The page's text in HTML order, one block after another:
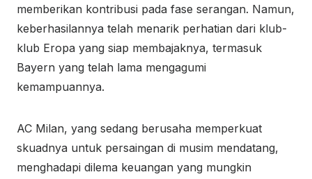
memberikan kontribusi pada fase serangan. Namun,
keberhasilannya telah menarik perhatian dari klub-
klub Eropa yang siap membajaknya, termasuk
Bayern yang telah lama mengagumi
kemampuannya.
AC Milan, yang sedang berusaha memperkuat
skuadnya untuk persaingan di musim mendatang,
menghadapi dilema keuangan yang mungkin